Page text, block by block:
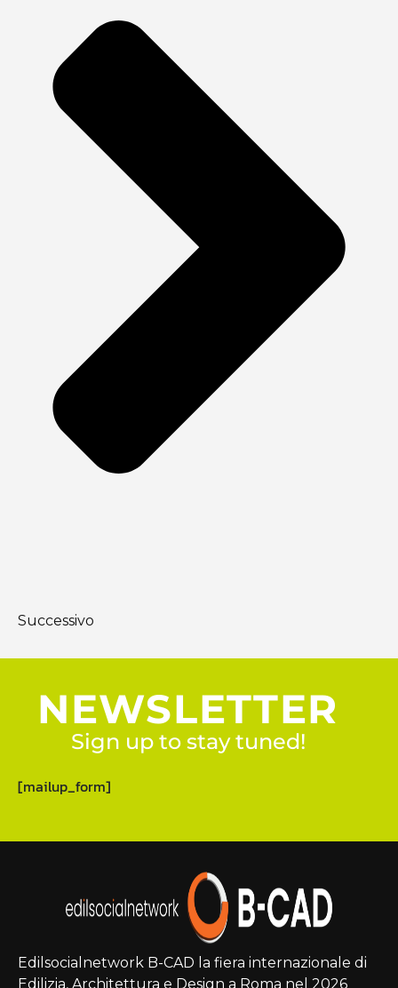
Successivo
NEWSLETTER
Sign up to stay tuned!
[mailup_form]
Edilsocialnetwork B-CAD la fiera internazionale di
Edilizia, Architettura e Design a Roma nel 2026